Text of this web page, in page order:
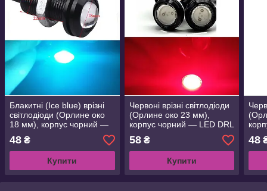
Блакитні (Ice blue) врізні
світлодіоди (Орлине око
18 мм), корпус чорний —
LED DRL ДХО-підсвітка
салону
48 ₴
Купити
Червоні врізні світлодіоди
(Орлине око 23 мм),
корпус чорний — LED DRL
ДХО підсвітка салону
58₴
Купити
ДХО
48